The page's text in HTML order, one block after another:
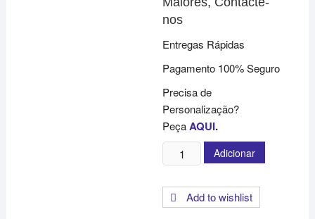
nos
Entregas Rápidas
Pagamento 100% Seguro
Precisa de
Personalização?
Peça AQUI.
Quantidade
de
de
Adicionar
Add to wishlist